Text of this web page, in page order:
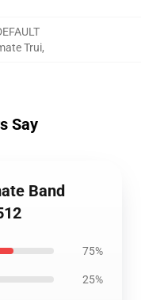
Trui,
Say
Band
75%
25%